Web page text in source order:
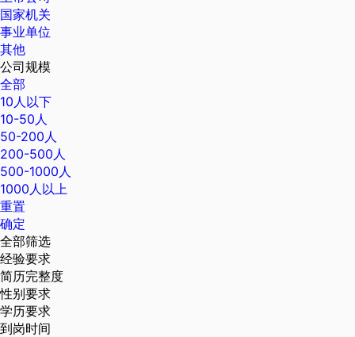
国家机关
事业单位
其他
公司规模
全部
10人以下
10-50人
50-200人
200-500人
500-1000人
1000人以上
重置
确定
全部筛选
经验要求
简历完整度
性别要求
学历要求
到岗时间